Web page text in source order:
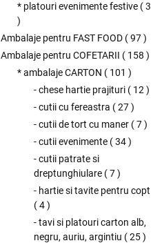
* platouri evenimente festive (3
)
Ambalaje pentru FAST FOOD (97)
Ambalaje pentru COFETARII ( 158 )
* ambalaje CARTON ( 101 )
- chese hartie prajituri ( 12 )
- cutii cu fereastra (27)
- cutii de tort cu maner (7)
- cutii evenimente (34)
- cutii patrate si
dreptunghiulare (7)
- hartie si tavite pentru copt
(4)
- tavi si platouri carton alb,
negru, auriu, argintiu (25)